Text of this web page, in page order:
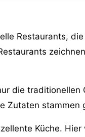
Restaurants,
die traditionellen
Zutaten stammen
Küche.